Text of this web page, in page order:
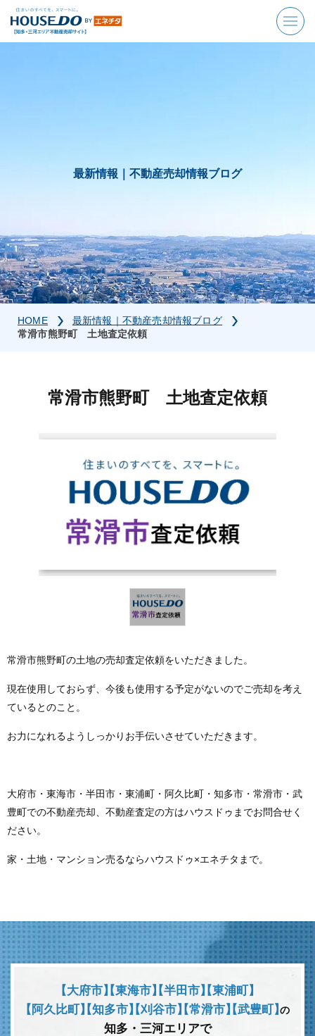
最新情報｜ 不動産売却情報ブログ
HOME
最新情報｜不動産売却情報ブログ
常滑市熊野町 土地査定依頼
常滑市熊野町 土地査定依頼
常滑市熊野町の土地の売却査定依頼をいただきました。
現在使用しておらず、今後も使用する予定がないのでご売却を考え
ているとのこと。
お力になれるようしっかりお手伝いさせていただきます。
大府市・東海市・半田市・東浦町・阿久比町・知多市・常滑市・武
豊町での不動産売却、不動産査定の方はハウスドゥまでお問合せく
ださい。
家・土地・マンション売るならハウスドゥ×エネチタまで。
【大府市】【東海市】【半田市】【東浦町】
【阿久比町】【知多市】【刈谷市】【常滑市】【武豊町】の
知多・三河エリアで